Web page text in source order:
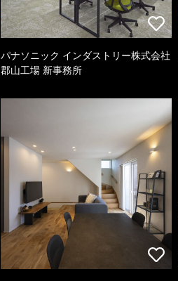
パナソニック インダストリー株式会社
郡山工場 新事務所